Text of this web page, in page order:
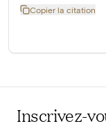
Copier la citation
Inscrivez-